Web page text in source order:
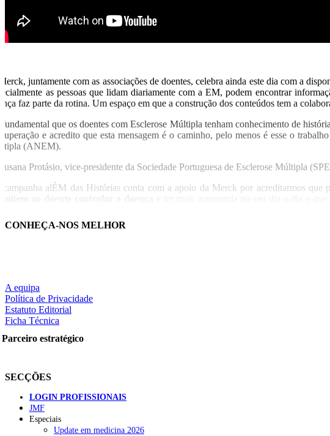
juntamente com as associações de doentes, celebra ainda este dia com a
as pessoas que lidam diariamente com a EM, podem encontrar
faz parte da rotina. Um espaço em que a construção dos conteúdos tem a
que os doentes com Esclerose Múltipla tenham conhecimento de
e acredito que esta mensagem é o caminho, pelo menos é esse o
(ANEM).
Protásio, vice-presidente da Sociedade Portuguesa de Esclerose Múltipla
campanha alÉM das Histórias conta com a apoio da Merck por acreditarmos
ao doente controlar a doença
e ter mais autonomia no seu dia-a-dia e
Pedro Moura – Managing Director da Merck S.A. Portugal.
nas redes sociais:
CONHEÇA-NOS MELHOR
A equipa
Política de Privacidade
Estatuto Editorial
Ficha Técnica
Parceiro estratégico
SECÇÕES
LOGIN PROFISSIONAIS
JMF
Especiais
Update em medicina 2026